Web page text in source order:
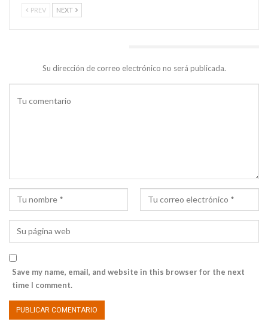
PREV NEXT
Su dirección de correo electrónico no será publicada.
Save my name, email, and website in this browser for the next
time I comment.